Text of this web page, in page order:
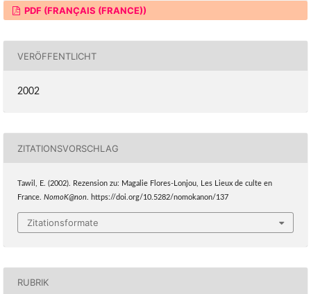
PDF (FRANÇAIS (FRANCE))
VERÖFFENTLICHT
2002
ZITATIONSVORSCHLAG
Tawil, E. (2002). Rezension zu: Magalie Flores-Lonjou, Les Lieux de culte en
France. NomoK@non. https://doi.org/10.5282/nomokanon/137
Zitationsformate
RUBRIK